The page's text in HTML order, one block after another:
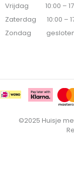
Vrijdag 10:00 –
Zaterdag 10:00 –
Zondag gesloten
©2025 Huisje